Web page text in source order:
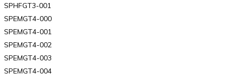
SPHFGT3-001
SPEMGT4-000
SPEMGT4-001
SPEMGT4-002
SPEMGT4-003
SPEMGT4-004